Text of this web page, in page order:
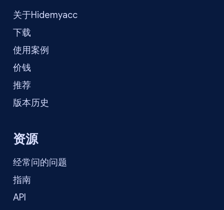
关于Hidemyacc
下载
使用案例
价钱
推荐
版本历史
资源
经常问的问题
指南
API